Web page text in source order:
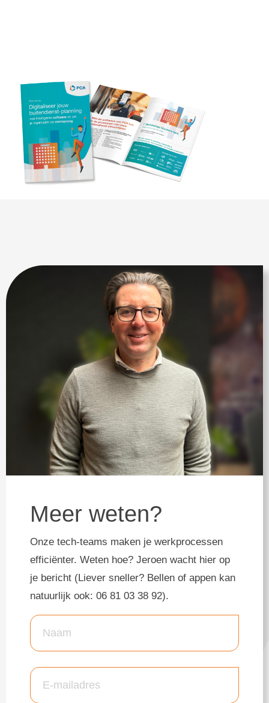
Meer weten?
Onze tech-teams maken je werkprocessen
efficiënter. Weten hoe? Jeroen wacht hier op
je bericht (Liever sneller? Bellen of appen kan
natuurlijk ook: 06 81 03 38 92).